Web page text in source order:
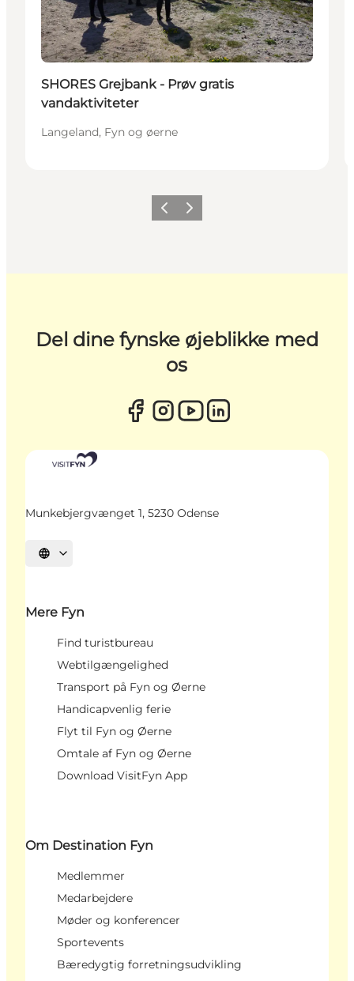
SHORES Grejbank - Prøv gratis
vandaktiviteter
Langeland, Fyn og øerne
ForrigeNæste
Del dine fynske øjeblikke med
os
Munkebjergvænget 1, 5230 Odense
Vælg sprog
Mere Fyn
Find turistbureau
Webtilgængelighed
Transport på Fyn og Øerne
Handicapvenlig ferie
Flyt til Fyn og Øerne
Omtale af Fyn og Øerne
Download VisitFyn App
Om Destination Fyn
Medlemmer
Medarbejdere
Møder og konferencer
Sportevents
Bæredygtig forretningsudvikling